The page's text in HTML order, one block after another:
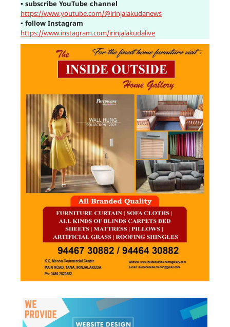
▪ subscribe YouTube channel
https://www.youtube.com/@irinjalakudanews
▪ follow Instagram
https://www.instagram.com/irinjalakudalive